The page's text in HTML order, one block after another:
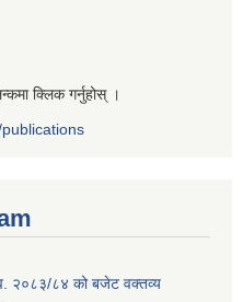
क्लिक गर्नुहोस् ।
२०८३/८४ को बजेट वक्तव्य